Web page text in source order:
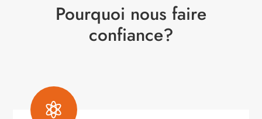
Pourquoi nous faire
confiance?
